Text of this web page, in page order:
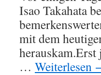
Isao Takahata
mit dem
… Weiterlesen